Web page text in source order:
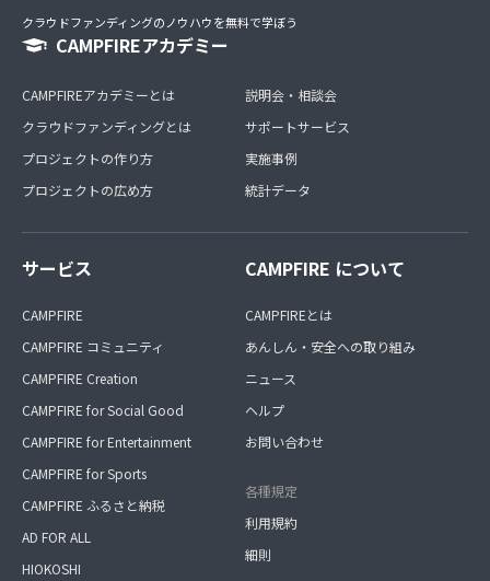
クラウドファンディングのノウハウを無料で学ぼう
CAMPFIREアカデミー
CAMPFIREアカデミーとは
クラウドファンディングとは
プロジェクトの作り方
プロジェクトの広め方
説明会・相談会
サポートサービス
実施事例
統計データ
サービス
CAMPFIRE
CAMPFIRE コミュニティ
CAMPFIRE Creation
CAMPFIRE for Social Good
CAMPFIRE for Entertainment
CAMPFIRE for Sports
CAMPFIRE ふるさと納税
AD FOR ALL
HIOKOSHI
CAMPFIRE について
CAMPFIREとは
あんしん・安全への取り組み
ニュース
ヘルプ
お問い合わせ
各種規定
利用規約
細則